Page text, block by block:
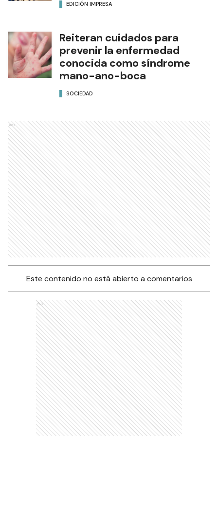
EDICIÓN IMPRESA
Reiteran cuidados para
prevenir la enfermedad
conocida como síndrome
mano-ano-boca
SOCIEDAD
Ads
Este contenido no está abierto a comentarios
Ads